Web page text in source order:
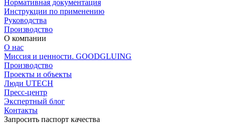
Нормативная документация
Инструкции по применению
Руководства
Производство
О компании
О нас
Миссия и ценности. GOODGLUING
Производство
Проекты и объекты
Люди UTECH
Пресс-центр
Экспертный блог
Контакты
Запросить паспорт качества